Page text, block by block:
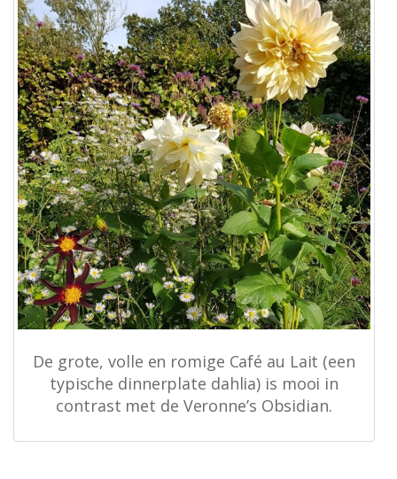
De grote, volle en romige Café au Lait (een
typische dinnerplate dahlia) is mooi in
contrast met de Veronne’s Obsidian.